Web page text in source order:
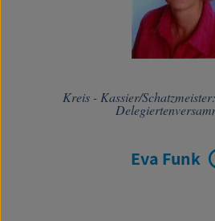
Kreis - Kassier/
Eva Funk